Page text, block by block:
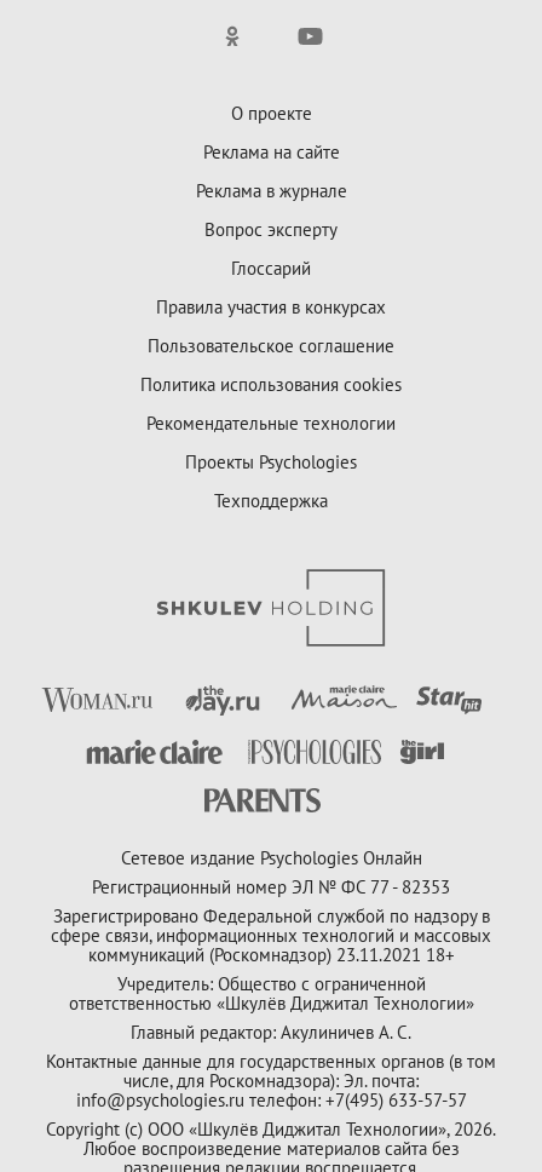
О проекте
Реклама на сайте
Реклама в журнале
Вопрос эксперту
Глоссарий
Правила участия в конкурсах
Пользовательское соглашение
Политика использования cookies
Рекомендательные технологии
Проекты Psychologies
Техподдержка
Сетевое издание Psychologies Онлайн
Регистрационный номер ЭЛ № ФС 77 - 82353
Зарегистрировано Федеральной службой по надзору в
сфере связи, информационных технологий и массовых
коммуникаций (Роскомнадзор) 23.11.2021 18+
Учредитель: Общество с ограниченной
ответственностью «Шкулёв Диджитал Технологии»
Главный редактор: Акулиничев А. С.
Контактные данные для государственных органов (в том
числе, для Роскомнадзора): Эл. почта:
info@psychologies.ru телефон: +7(495) 633-57-57
Copyright (с) ООО «Шкулёв Диджитал Технологии», 2026.
Любое воспроизведение материалов сайта без